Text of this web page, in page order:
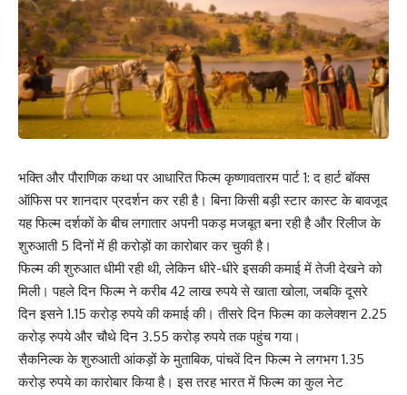
भक्ति और पौराणिक कथा पर आधारित फिल्म कृष्णावतारम पार्ट 1: द हार्ट बॉक्स
ऑफिस पर शानदार प्रदर्शन कर रही है। बिना किसी बड़ी स्टार कास्ट के बावजूद
यह फिल्म दर्शकों के बीच लगातार अपनी पकड़ मजबूत बना रही है और रिलीज के
शुरुआती 5 दिनों में ही करोड़ों का कारोबार कर चुकी है।
फिल्म की शुरुआत धीमी रही थी, लेकिन धीरे-धीरे इसकी कमाई में तेजी देखने को
मिली। पहले दिन फिल्म ने करीब 42 लाख रुपये से खाता खोला, जबकि दूसरे
दिन इसने 1.15 करोड़ रुपये की कमाई की। तीसरे दिन फिल्म का कलेक्शन 2.25
करोड़ रुपये और चौथे दिन 3.55 करोड़ रुपये तक पहुंच गया।
सैकनिल्क के शुरुआती आंकड़ों के मुताबिक, पांचवें दिन फिल्म ने लगभग 1.35
करोड़ रुपये का कारोबार किया है। इस तरह भारत में फिल्म का कुल नेट